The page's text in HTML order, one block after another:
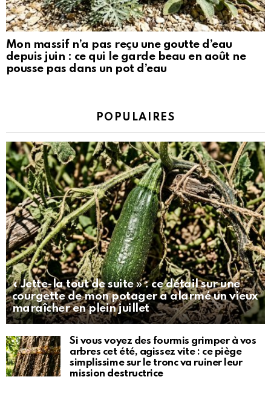
Mon massif n’a pas reçu une goutte d’eau
depuis juin : ce qui le garde beau en août ne
pousse pas dans un pot d’eau
POPULAIRES
« Jette-la tout de suite » : ce détail sur une
courgette de mon potager a alarmé un vieux
maraîcher en plein juillet
Si vous voyez des fourmis grimper à vos
arbres cet été, agissez vite : ce piège
simplissime sur le tronc va ruiner leur
mission destructrice